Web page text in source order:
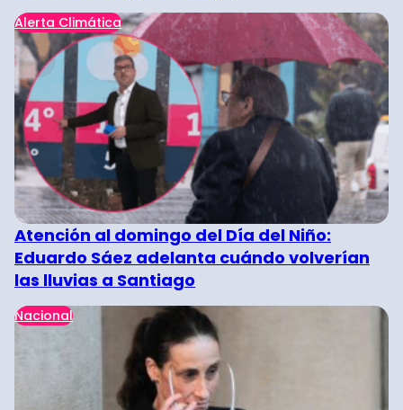
Alerta Climática
Atención al domingo del Día del Niño:
Eduardo Sáez adelanta cuándo volverían
las lluvias a Santiago
Nacional